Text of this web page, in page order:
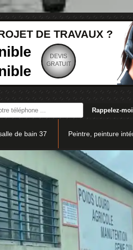
DE TRAVAUX ?
DEVIS
GRATUIT
de bain 37 Peintre, peinture